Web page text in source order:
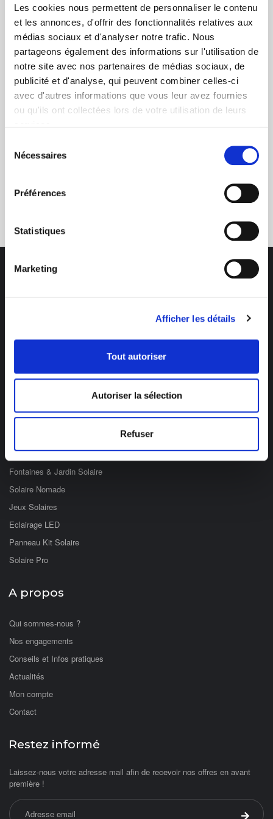
Les cookies nous permettent de personnaliser le contenu
et les annonces, d'offrir des fonctionnalités relatives aux
médias sociaux et d'analyser notre trafic. Nous
partageons également des informations sur l'utilisation de
notre site avec nos partenaires de médias sociaux, de
publicité et d'analyse, qui peuvent combiner celles-ci
avec d'autres informations que vous leur avez fournies
ou qu'ils ont collectées lors de votre utilisation de leurs
Nécessaires
Préférences
Statistiques
Marketing
Afficher les détails
Tout autoriser
Autoriser la sélection
Refuser
+ de 10 ans d'expertise
dans le photovoltaïque
Des professionnels à votre écoute
03 89 59 05 50
Ouvert du lundi au vendredi
de 8h à 12h et de 14h à 17h
Décoration Solaire
Fontaines & Jardin Solaire
Solaire Nomade
Jeux Solaires
Eclairage LED
Panneau Kit Solaire
Solaire Pro
A propos
Qui sommes-nous ?
Nos engagements
Conseils et Infos pratiques
Actualités
Mon compte
Contact
Restez informé
Laissez-nous votre adresse mail afin de recevoir nos offres en avant
première !
Adresse email
Valider